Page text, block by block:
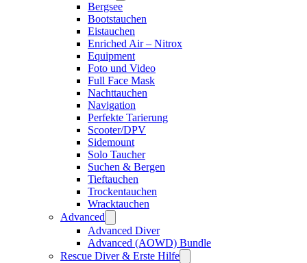
Bergsee
Bootstauchen
Eistauchen
Enriched Air – Nitrox
Equipment
Foto und Video
Full Face Mask
Nachttauchen
Navigation
Perfekte Tarierung
Scooter/DPV
Sidemount
Solo Taucher
Suchen & Bergen
Tieftauchen
Trockentauchen
Wracktauchen
Advanced
Advanced Diver
Advanced (AOWD) Bundle
Rescue Diver & Erste Hilfe